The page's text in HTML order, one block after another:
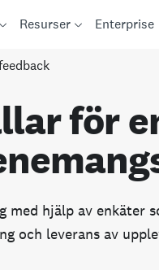
Resurser Enterprise
för
med hjälp av
och leverans av